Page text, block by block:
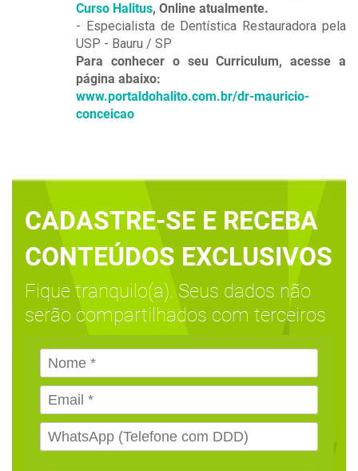
Curso Halitus, Online atualmente.
- Especialista de Dentística Restauradora pela
USP - Bauru / SP
Para conhecer o seu Curriculum, acesse a
página abaixo:
www.portaldohalito.com.br/dr-mauricio-
conceicao
CADASTRE-SE E RECEBA
CONTEÚDOS EXCLUSIVOS
Fique tranquilo(a). Seus dados não
serão compartilhados com terceiros